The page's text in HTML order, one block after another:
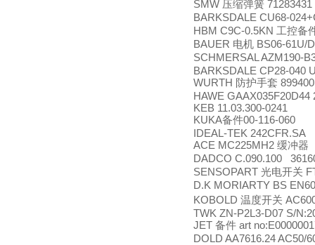
SMW 压缩弹簧 71283431
BARKSDALE CU68-
HBM C9C-0.5KN 工控备
BAUER 电机 BS06-61U/
SCHMERSAL AZM190-
BARKSDALE CP28-040
WURTH 防护手套
HAWE GAAX035F20D44
KEB 11.03.300-0241
KUKA备件00-116-060
IDEAL-TEK 242CFR.SA
ACE MC225MH2 缓冲器
DADCO C.090.100
SENSOPART 光电开关
D.K MORIARTY BS
KOBOLD 温度开关
TWK ZN-P2L3-D07 S/
JET 备件 art
DOLD AA7616.24 AC50/